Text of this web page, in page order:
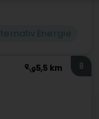
5,5 km 8